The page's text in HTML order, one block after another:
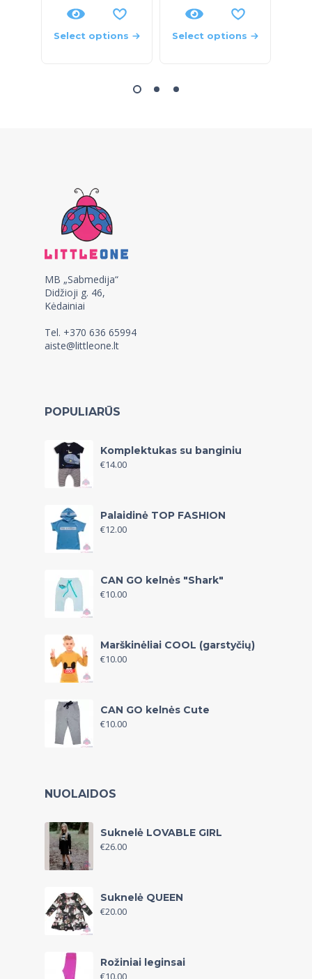
Select options Select options
MB „Sabmedija“
Didžioji g. 46,
Kėdainiai
Tel. +370 636 65994
aiste@littleone.lt
POPULIARŪS
Komplektukas su banginiu
€14.00
Palaidinė TOP FASHION
€12.00
CAN GO kelnės "Shark"
€10.00
Marškinėliai COOL (garstyčių)
€10.00
CAN GO kelnės Cute
€10.00
NUOLAIDOS
Suknelė LOVABLE GIRL
€26.00
Suknelė QUEEN
€20.00
Rožiniai leginsai
€10.00